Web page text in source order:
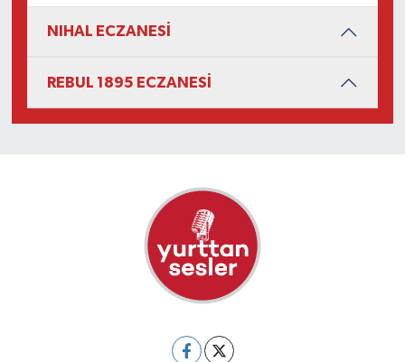
NIHAL ECZANESİ
REBUL 1895 ECZANESİ